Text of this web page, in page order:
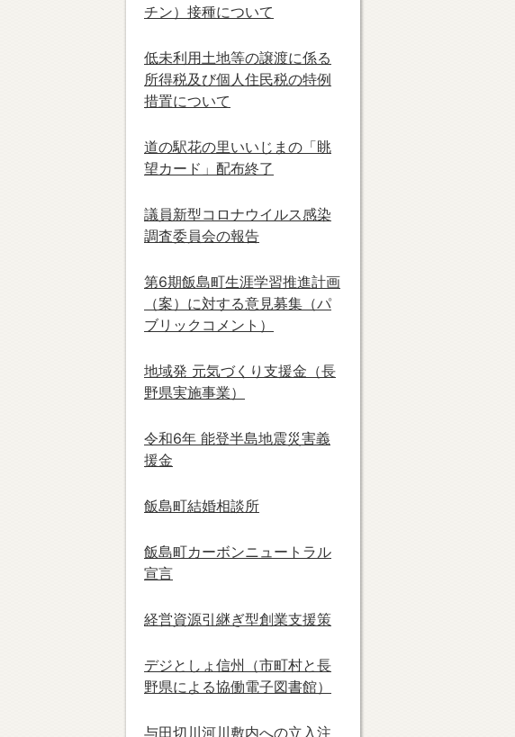
チン）接種について
低未利用土地等の譲渡に係る
所得税及び個人住民税の特例
措置について
道の駅花の里いいじまの「眺
望カード」配布終了
議員新型コロナウイルス感染
調査委員会の報告
第6期飯島町生涯学習推進計画
（案）に対する意見募集（パ
ブリックコメント）
地域発 元気づくり支援金（長
野県実施事業）
令和6年 能登半島地震災害義
援金
飯島町結婚相談所
飯島町カーボンニュートラル
宣言
経営資源引継ぎ型創業支援策
デジとしょ信州（市町村と長
野県による協働電子図書館）
与田切川河川敷内への立入注